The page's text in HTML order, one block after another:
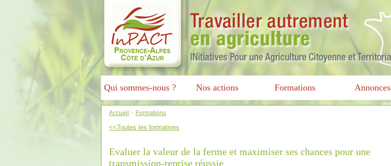
Qui sommes-nous ? Nos actions Formations Annonces
Accueil > Formations
<<Toutes les formations
Evaluer la valeur de la ferme et maximiser ses chances pour une
transmission-reprise réussie